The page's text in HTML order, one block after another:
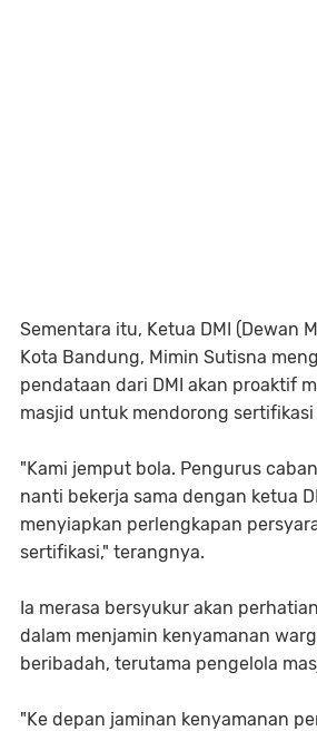
Sementara itu, Ketua DMI (Dewan
Kota Bandung, Mimin Sutisna
pendataan dari DMI akan proaktif
masjid untuk mendorong
"Kami jemput bola. Pengurus
nanti bekerja sama dengan ketua
menyiapkan perlengkapan
sertifikasi," terangnya.
Ia merasa bersyukur akan
dalam menjamin kenyamanan
beribadah, terutama pengelola
"Ke depan jaminan kenyamanan